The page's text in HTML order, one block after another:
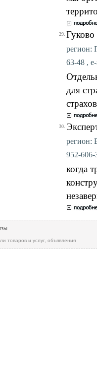
29.
регион:
63-48 ,
для
30.
регион:
952-
когда
товаров и услуг, объявления